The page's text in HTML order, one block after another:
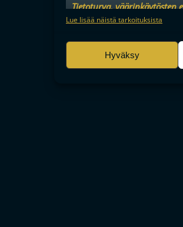
Tietoturva, väärinkäytösten
Mainonnan ja sisällön
Lue lisää näistä tarkoituksista
Hyväksy